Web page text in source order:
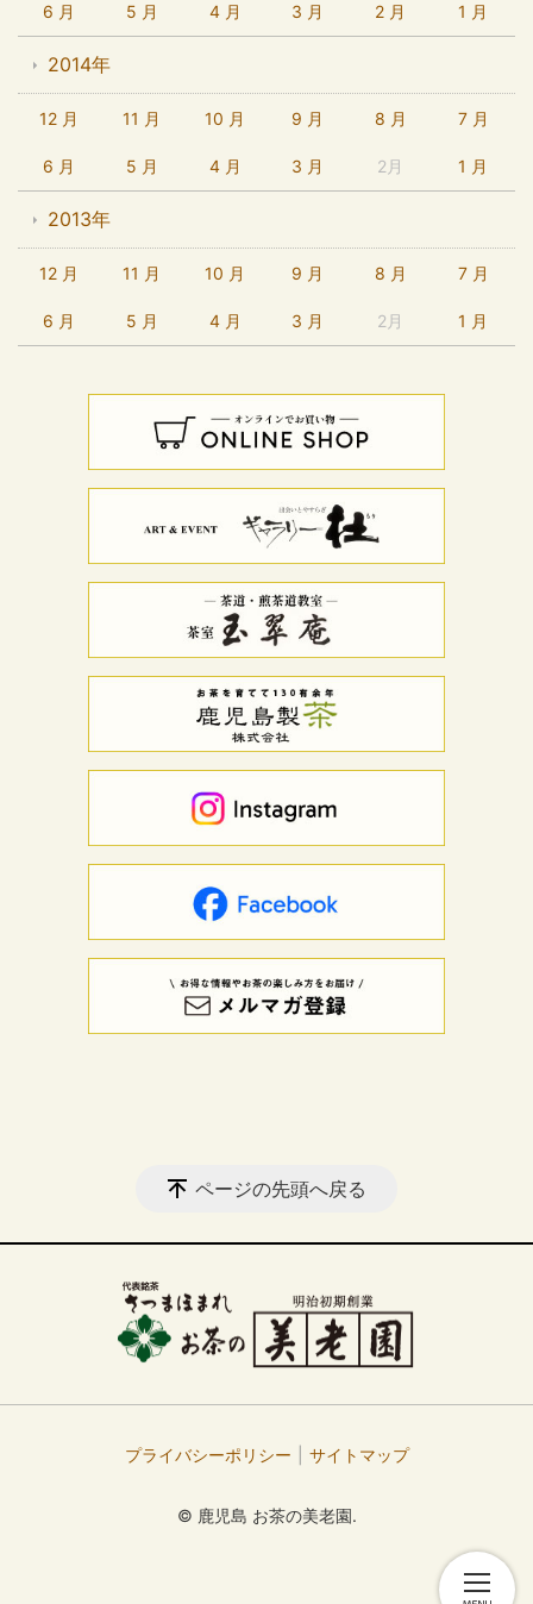
6 月 5 月 4 月 3 月 2 月 1 月
2014年
12 月 11 月 10 月 9 月 8 月 7 月
6 月 5 月 4 月 3 月 2月 1 月
2013年
12 月 11 月 10 月 9 月 8 月 7 月
6 月 5 月 4 月 3 月 2月 1 月
ページの先頭へ戻る
プライバシーポリシー サイトマップ
© 鹿児島 お茶の美老園.